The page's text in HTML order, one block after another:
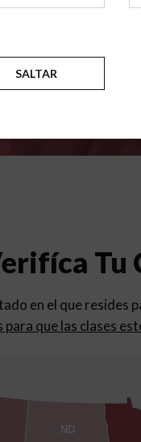
Tu
en el que
que las clases
ND
SALTAR